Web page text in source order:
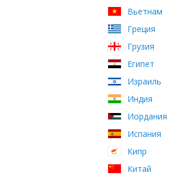
Вьетнам
Греция
Грузия
Египет
Израиль
Индия
Иордания
Испания
Кипр
Китай